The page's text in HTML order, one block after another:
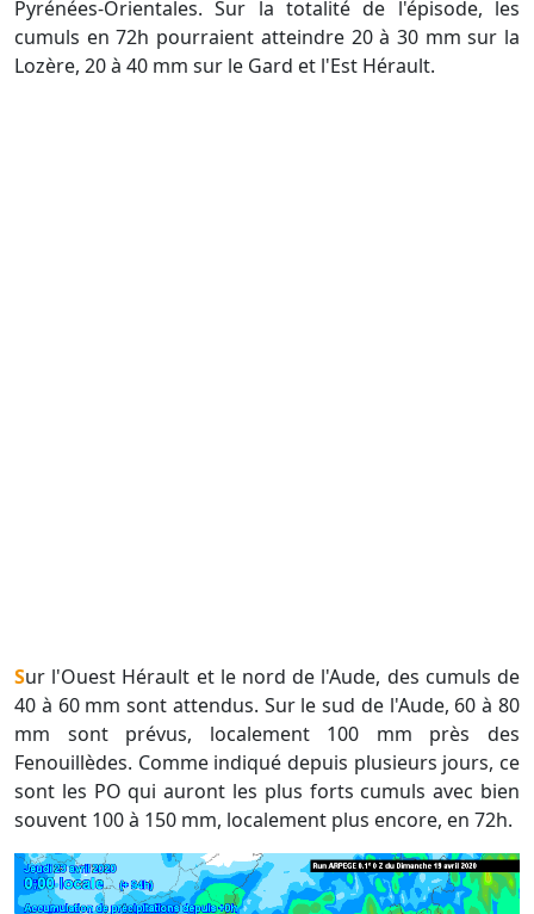
Pyrénées-Orientales. Sur la totalité de l'épisode, les
cumuls en 72h pourraient atteindre 20 à 30 mm sur la
Lozère, 20 à 40 mm sur le Gard et l'Est Hérault.
Sur l'Ouest Hérault et le nord de l'Aude, des cumuls de
40 à 60 mm sont attendus. Sur le sud de l'Aude, 60 à 80
mm sont prévus, localement 100 mm près des
Fenouillèdes. Comme indiqué depuis plusieurs jours, ce
sont les PO qui auront les plus forts cumuls avec bien
souvent 100 à 150 mm, localement plus encore, en 72h.